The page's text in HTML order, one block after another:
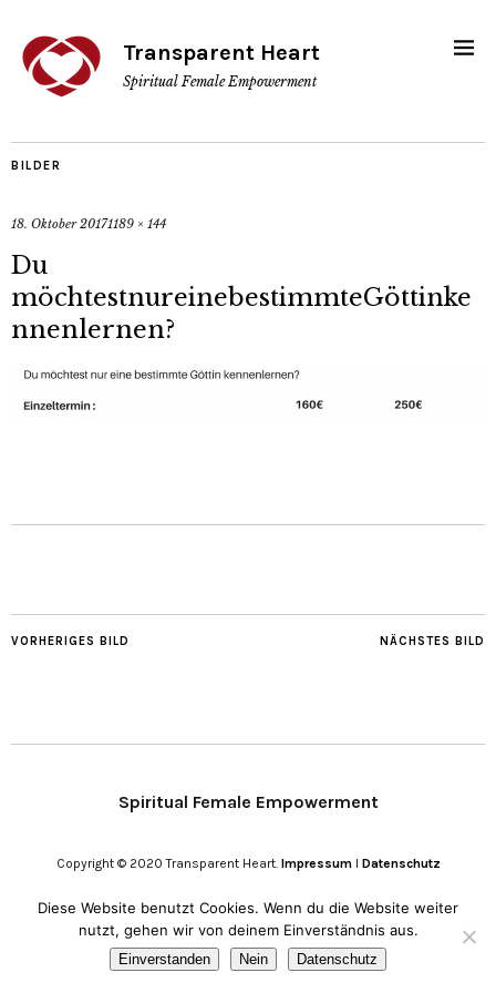
Transparent Heart
Spiritual Female Empowerment
BILDER
18. Oktober 20171189 × 144
Du
möchtestnureinebestimmteGöttinke
nnenlernen?
NÄCHSTES BILD
VORHERIGES BILD
Spiritual Female Empowerment
Copyright © 2020 Transparent Heart. ImpressumI Datenschutz
Diese Website benutzt Cookies. Wenn du die Website weiter
nutzt, gehen wir von deinem Einverständnis aus.
Einverstanden Nein Datenschutz